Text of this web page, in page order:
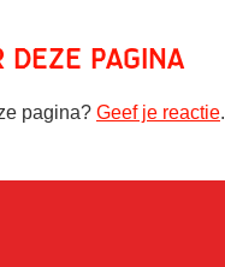
deze pagina
pagina? Geef je reactie.